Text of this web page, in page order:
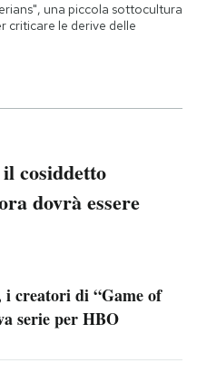
una piccola sottocultura
criticare le derive delle
cosiddetto
dovrà essere
i creatori di “Game of
serie per HBO